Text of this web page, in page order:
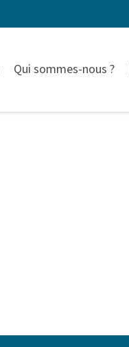
Qui sommes-nous ?